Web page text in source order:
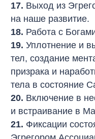
17. Выход из
на наше развитие.
18. Работа с
19. Уплотнение и
тел, создание
призрака и
тела в состояние
20. Включение в
и встраивание в
21. Фиксации